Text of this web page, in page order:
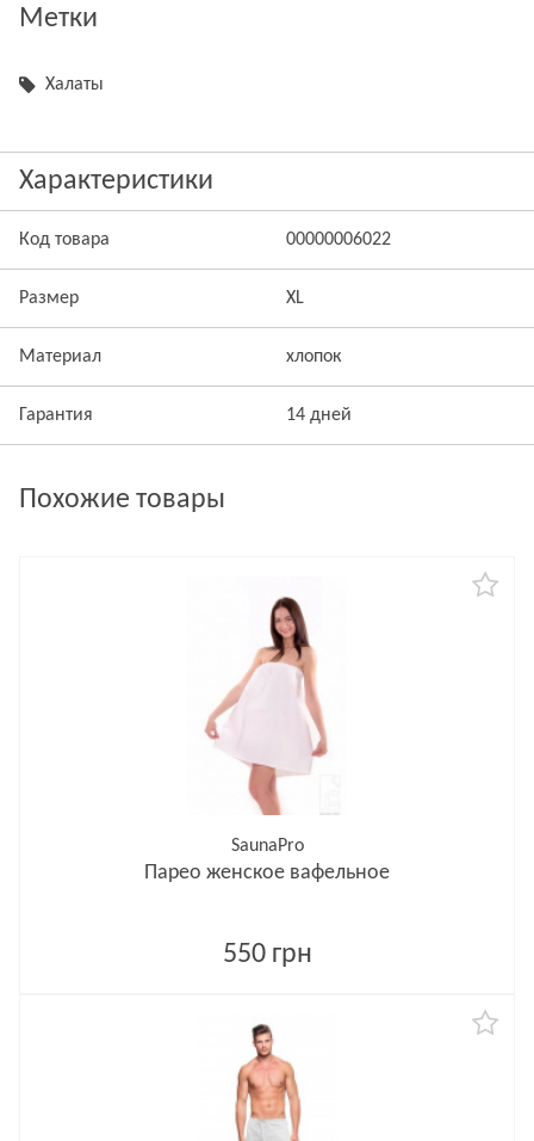
Метки
Халаты
Характеристики
Код товара 00000006022
Размер XL
Материал хлопок
Гарантия 14 дней
Похожие товары
SaunaPro
Парео женское вафельное
550 грн